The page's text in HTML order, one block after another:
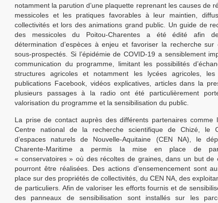
notamment la parution d’une plaquette reprenant les causes de
messicoles et les pratiques favorables à leur maintien,
collectivités et lors des animations grand public. Un guide de
des messicoles du Poitou-Charentes a été édité afin
détermination d’espèces à enjeu et favoriser la recherche sur
sous-prospectés. Si l’épidémie de COVID-19 a sensiblement
communication du programme, limitant les possibilités
structures agricoles et notamment les lycées agricoles, les
publications Facebook, vidéos explicatives, articles dans la
plusieurs passages à la radio ont été particulièrement
valorisation du programme et la sensibilisation du public.
La prise de contact auprès des différents partenaires comme
Centre national de la recherche scientifique de Chizé, le
d’espaces naturels de Nouvelle-Aquitaine (CEN NA), le
Charente-Maritime a permis la mise en place de
« conservatoires » où des récoltes de graines, dans un but de
pourront être réalisées. Des actions d’ensemencement sont
place sur des propriétés de collectivités, du CEN NA, des
de particuliers. Afin de valoriser les efforts fournis et de
des panneaux de sensibilisation sont installés sur les